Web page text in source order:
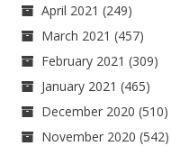
April 2021 (249)
March 2021 (457)
February 2021 (309)
January 2021 (465)
December 2020 (510)
November 2020 (542)